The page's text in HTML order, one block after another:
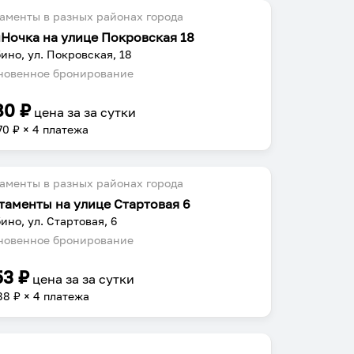
в разных районах города
на улице Покровская 18
ул. Покровская, 18
бронирование
₽ цена заза сутки
₽ × 4 платежа
в разных районах города
на улице Стартовая 6
ул. Стартовая, 6
бронирование
₽ цена заза сутки
₽ × 4 платежа